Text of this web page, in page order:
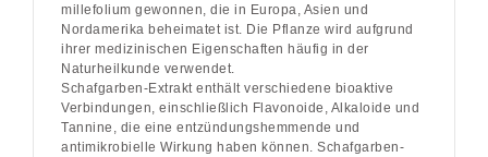
millefolium gewonnen, die in Europa, Asien und
Nordamerika beheimatet ist. Die Pflanze wird aufgrund
ihrer medizinischen Eigenschaften häufig in der
Naturheilkunde verwendet.
Schafgarben-Extrakt enthält verschiedene bioaktive
Verbindungen, einschließlich Flavonoide, Alkaloide und
Tannine, die eine entzündungshemmende und
antimikrobielle Wirkung haben können. Schafgarben-